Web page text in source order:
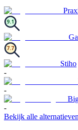
9.1
7.7
Stiho
-
-
-
Bekijk alle